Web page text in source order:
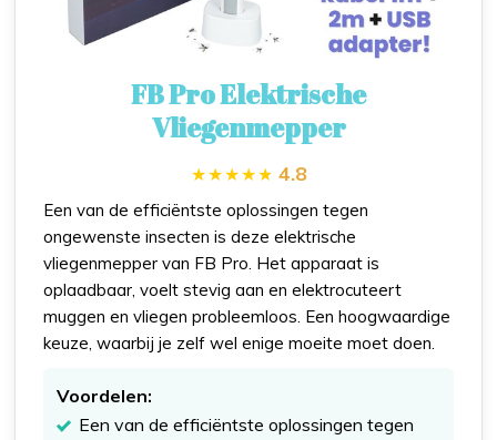
FB Pro Elektrische
Vliegenmepper
4.8
Een van de efficiëntste oplossingen tegen
ongewenste insecten is deze elektrische
vliegenmepper van FB Pro. Het apparaat is
oplaadbaar, voelt stevig aan en elektrocuteert
muggen en vliegen probleemloos. Een hoogwaardige
keuze, waarbij je zelf wel enige moeite moet doen.
Voordelen:
Een van de efficiëntste oplossingen tegen